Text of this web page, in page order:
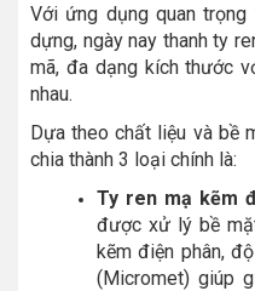
Với ứng dụng quan
dựng, ngày nay thanh ty
mã, đa dạng kích thước
nhau.
Dựa theo chất liệu và bề
chia thành 3 loại chính là:
Ty ren mạ kẽm
được xử lý bề
kẽm điện phân,
(Micromet) giúp